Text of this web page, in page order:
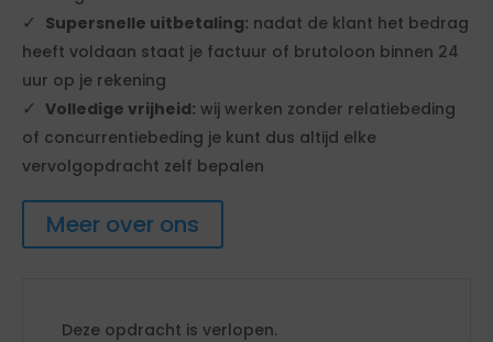
Supersnelle uitbetaling: nadat de klant het bedrag
heeft voldaan staat je factuur of brutoloon binnen 24
uur op je rekening
Volledige vrijheid: wij werken zonder relatiebeding
of concurrentiebeding je kunt dus altijd elke
vervolgopdracht zelf bepalen
Meer over ons
Deze opdracht is verlopen.